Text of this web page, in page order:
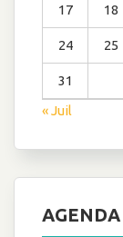
17 18
24 25
31
« Juil
AGENDA